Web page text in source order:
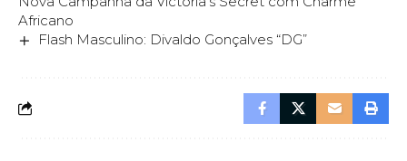
Africano
Flash Masculino: Divaldo Gonçalves “DG”